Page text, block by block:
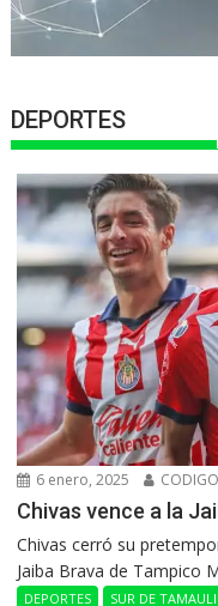
DEPORTES
6 enero, 2025
Chivas vence a la
Chivas cerró su
Jaiba Brava de Tampico
DEPORTES SUR DE